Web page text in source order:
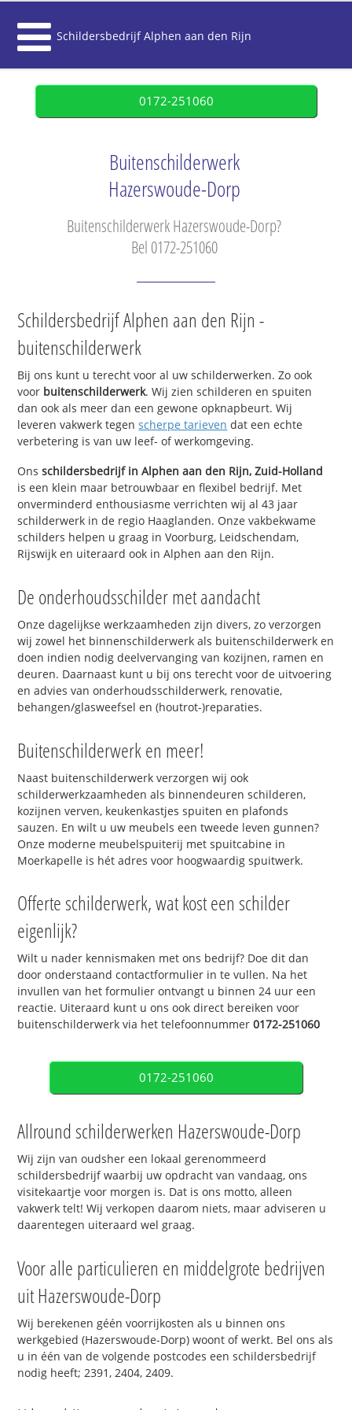
Schildersbedrijf Alphen aan den Rijn
0172-251060
Buitenschilderwerk
Hazerswoude-Dorp
Buitenschilderwerk Hazerswoude-Dorp?
Bel 0172-251060
Schildersbedrijf Alphen aan den Rijn -
buitenschilderwerk
Bij ons kunt u terecht voor al uw schilderwerken. Zo ook
voor buitenschilderwerk. Wij zien schilderen en spuiten
dan ook als meer dan een gewone opknapbeurt. Wij
leveren vakwerk tegenscherpe tarieven dat een echte
verbetering is van uw leef- of werkomgeving.
Onsschildersbedrijf in Alphen aan den Rijn, Zuid-Holland
is een klein maar betrouwbaar en flexibel bedrijf. Met
onverminderd enthousiasme verrichten wij al 43 jaar
schilderwerk in de regio Haaglanden. Onze vakbekwame
schilders helpen u graag in Voorburg, Leidschendam,
Rijswijk en uiteraard ook in Alphen aan den Rijn.
De onderhoudsschilder met aandacht
Onze dagelijkse werkzaamheden zijn divers, zo verzorgen
wij zowel het binnenschilderwerk als buitenschilderwerk en
doen indien nodig deelvervanging van kozijnen, ramen en
deuren. Daarnaast kunt u bij ons terecht voor de uitvoering
en advies van onderhoudsschilderwerk, renovatie,
behangen/glasweefsel en (houtrot-)reparaties.
Buitenschilderwerk en meer!
Naast buitenschilderwerk verzorgen wij ook
schilderwerkzaamheden als binnendeuren schilderen,
kozijnen verven, keukenkastjes spuiten en plafonds
sauzen. En wilt u uw meubels een tweede leven gunnen?
Onze moderne meubelspuiterij met spuitcabine in
Moerkapelle is hét adres voor hoogwaardig spuitwerk.
Offerte schilderwerk, wat kost een schilder
eigenlijk?
Wilt u nader kennismaken met ons bedrijf? Doe dit dan
door onderstaand contactformulier in te vullen. Na het
invullen van het formulier ontvangt u binnen 24 uur een
reactie. Uiteraard kunt u ons ook direct bereiken voor
buitenschilderwerk via het telefoonnummer0172-251060
0172-251060
Allround schilderwerken Hazerswoude-Dorp
Wij zijn van oudsher een lokaal gerenommeerd
schildersbedrijf waarbij uw opdracht van vandaag, ons
visitekaartje voor morgen is. Dat is ons motto, alleen
vakwerk telt! Wij verkopen daarom niets, maar adviseren u
daarentegen uiteraard wel graag.
Voor alle particulieren en middelgrote bedrijven
uit Hazerswoude-Dorp
Wij berekenen géén voorrijkosten als u binnen ons
werkgebied (Hazerswoude-Dorp) woont of werkt. Bel ons als
u in één van de volgende postcodes een schildersbedrijf
nodig heeft; 2391, 2404, 2409.